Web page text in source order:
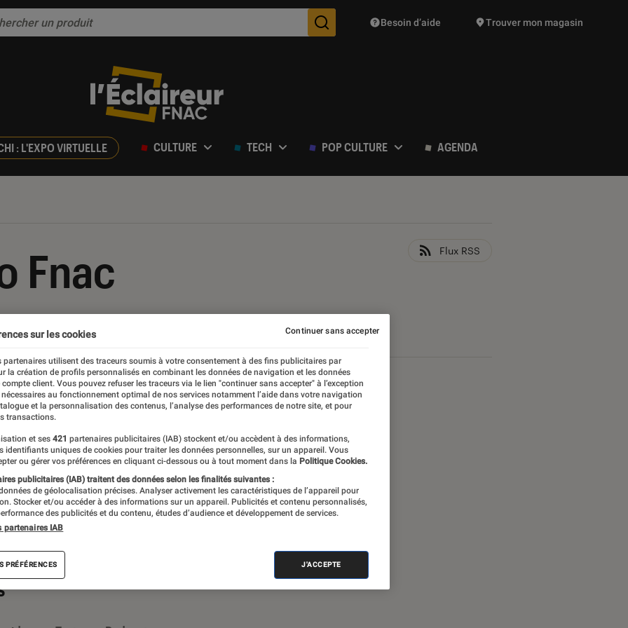
Des suggestions de produits vont vous être proposées
Besoin d’aide Trouver mon magasin
: L'EXPO VIRTUELLE CULTURE TECH POP CULTURE AGENDA
Fnac Flux RSS
quoi ? Baromètre SAV
Fnac ! Créé en 1972, le Labo Fnac est
absolue pour la richesse et
pensés pour être compréhensibles
en savoir plus,voir notre charte. Et pour
notrecomparateur.
sur les cookies
partenaires utilisent des traceurs soumis à votre consentement à des fins publicitaires par
la création de profils personnalisés en combinant les données de navigation et les données
compte client. Vous pouvez refuser les traceurs via le lien "continuer sans accepter" à l’exception
au fonctionnement optimal de nos services notamment l’aide dans votre navigation
et la personnalisation des contenus, l’analyse des performances de notre site, et pour
transactions.
et ses 421 partenaires publicitaires (IAB) stockent et/ou accèdent à des informations,
identifiants uniques de cookies pour traiter les données personnelles, sur un appareil. Vous
ou gérer vos préférences en cliquant ci-dessous ou à tout moment dans la Politique Cookies.
publicitaires (IAB) traitent des données selon les finalités suivantes :
de géolocalisation précises. Analyser activement les caractéristiques de l’appareil pour
Stocker et/ou accéder à des informations sur un appareil. Publicités et contenu personnalisés,
des publicités et du contenu, études d’audience et développement de services.
partenaires IAB
PRÉFÉRENCES J'ACCEPTE
Continuer sans accepter